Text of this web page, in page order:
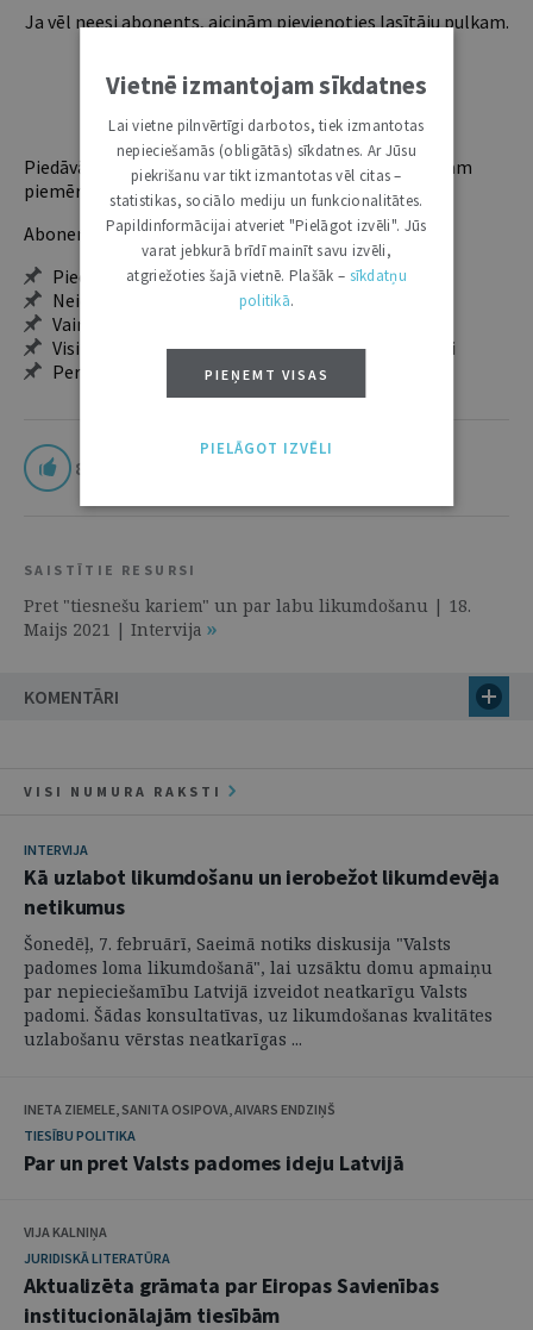
Ja vēl neesi abonents, aicinām pievienoties lasītāju pulkam.
Piedāvājam trīs abonementu veidus. Vienam lietotājam
piemērotākais ir "Mazais" (3, 6 un 12 mēnešiem).
Abonentu ieguvumi:
Pieeja jaunākajam izdevumam
Neierobežota pieeja arhīvam – 24 h/7 d.
Vairāk nekā 18 000 rakstu un 2000 autoru
Visi tematiskie numuri un ikgadējie grāmatžurnāli
Personalizētās iespējas – piezīmes, citāti, mapes
8
SAISTĪTIE RESURSI
Pret "tiesnešu kariem" un par labu likumdošanu | 18.
Maijs 2021 | Intervija
KOMENTĀRI
VISI NUMURA RAKSTI
INTERVIJA
Kā uzlabot likumdošanu un ierobežot likumdevēja
netikumus
Šonedēļ, 7. februārī, Saeimā notiks diskusija "Valsts
padomes loma likumdošanā", lai uzsāktu domu apmaiņu
par nepieciešamību Latvijā izveidot neatkarīgu Valsts
padomi. Šādas konsultatīvas, uz likumdošanas kvalitātes
uzlabošanu vērstas neatkarīgas ...
INETA ZIEMELE, SANITA OSIPOVA, AIVARS ENDZIŅŠ
TIESĪBU POLITIKA
Par un pret Valsts padomes ideju Latvijā
VIJA KALNIŅA
JURIDISKĀ LITERATŪRA
Aktualizēta grāmata par Eiropas Savienības
institucionālajām tiesībām
Vietnē izmantojam sīkdatnes
Lai vietne pilnvērtīgi darbotos, tiek izmantotas
nepieciešamās (obligātās) sīkdatnes. Ar Jūsu
piekrišanu var tikt izmantotas vēl citas –
statistikas, sociālo mediju un funkcionalitātes.
Papildinformācijai atveriet "Pielāgot izvēli". Jūs
varat jebkurā brīdī mainīt savu izvēli,
atgriežoties šajā vietnē. Plašāk – sīkdatņu
politikā.
PIEŅEMT VISAS
PIELĀGOT IZVĒLI